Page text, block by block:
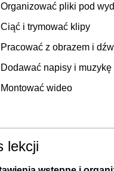
Organizować pliki pod
Ciąć i trymować klipy
Pracować z obrazem i
Dodawać napisy i muzykę
Montować wideo
lekcji